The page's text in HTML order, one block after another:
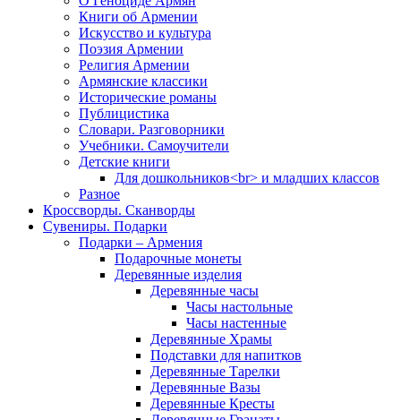
Книги об Армении
Иcкусство и культура
Поэзия Армении
Религия Армении
Армянские классики
Исторические романы
Публицистика
Словари. Разговорники
Учебники. Самоучители
Детские книги
Для дошкольников<br> и младших классов
Разное
Кроссворды. Сканворды
Сувениры. Подарки
Подарки – Армения
Подарочные монеты
Деревянные изделия
Деревянные часы
Часы настольные
Часы настенные
Деревянные Храмы
Подставки для напитков
Деревянные Тарелки
Деревянные Вазы
Деревянные Кресты